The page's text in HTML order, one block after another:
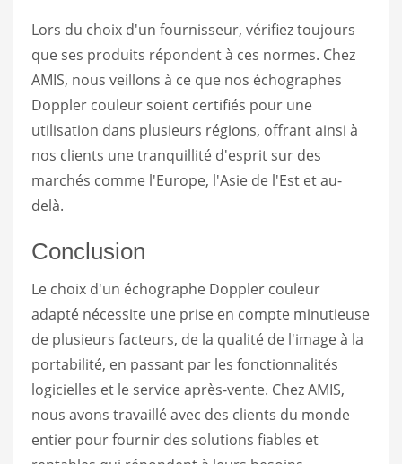
Lors du choix d'un fournisseur, vérifiez toujours
que ses produits répondent à ces normes. Chez
AMIS, nous veillons à ce que nos échographes
Doppler couleur soient certifiés pour une
utilisation dans plusieurs régions, offrant ainsi à
nos clients une tranquillité d'esprit sur des
marchés comme l'Europe, l'Asie de l'Est et au-
delà.
Conclusion
Le choix d'un échographe Doppler couleur
adapté nécessite une prise en compte minutieuse
de plusieurs facteurs, de la qualité de l'image à la
portabilité, en passant par les fonctionnalités
logicielles et le service après-vente. Chez AMIS,
nous avons travaillé avec des clients du monde
entier pour fournir des solutions fiables et